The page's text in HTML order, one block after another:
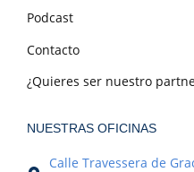
Podcast
Contacto
¿Quieres ser nuestro
NUESTRAS OFICINAS
Calle Travessera de